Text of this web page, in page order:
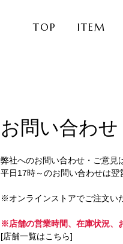
TOP ITEM
お問い合わせ
弊社へのお問い合わせ・ご意見
平日17時～のお問い合わせは翌
※オンラインストアでご注文い
※店舗の営業時間、在庫状況、
[店舗一覧はこちら]